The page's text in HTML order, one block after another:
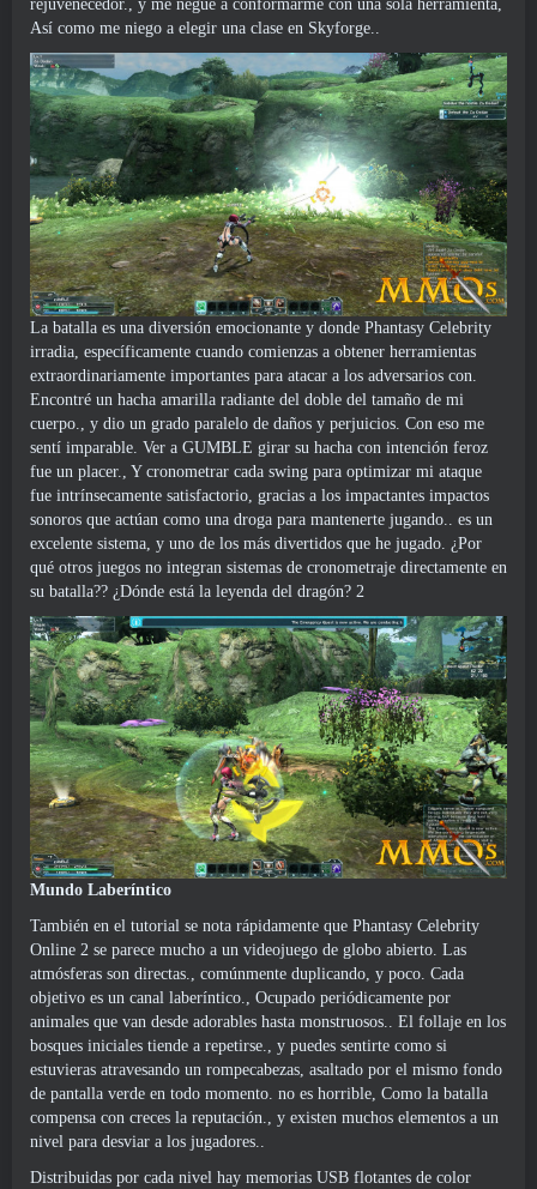
rejuvenecedor., y me negué a conformarme con una sola herramienta,
Así como me niego a elegir una clase en Skyforge..
La batalla es una diversión emocionante y donde Phantasy Celebrity
irradia, específicamente cuando comienzas a obtener herramientas
extraordinariamente importantes para atacar a los adversarios con.
Encontré un hacha amarilla radiante del doble del tamaño de mi
cuerpo., y dio un grado paralelo de daños y perjuicios. Con eso me
sentí imparable. Ver a GUMBLE girar su hacha con intención feroz
fue un placer., Y cronometrar cada swing para optimizar mi ataque
fue intrínsecamente satisfactorio, gracias a los impactantes impactos
sonoros que actúan como una droga para mantenerte jugando.. es un
excelente sistema, y uno de los más divertidos que he jugado. ¿Por
qué otros juegos no integran sistemas de cronometraje directamente en
su batalla?? ¿Dónde está la leyenda del dragón? 2
Mundo Laberíntico
También en el tutorial se nota rápidamente que Phantasy Celebrity
Online 2 se parece mucho a un videojuego de globo abierto. Las
atmósferas son directas., comúnmente duplicando, y poco. Cada
objetivo es un canal laberíntico., Ocupado periódicamente por
animales que van desde adorables hasta monstruosos.. El follaje en los
bosques iniciales tiende a repetirse., y puedes sentirte como si
estuvieras atravesando un rompecabezas, asaltado por el mismo fondo
de pantalla verde en todo momento. no es horrible, Como la batalla
compensa con creces la reputación., y existen muchos elementos a un
nivel para desviar a los jugadores..
Distribuidas por cada nivel hay memorias USB flotantes de color